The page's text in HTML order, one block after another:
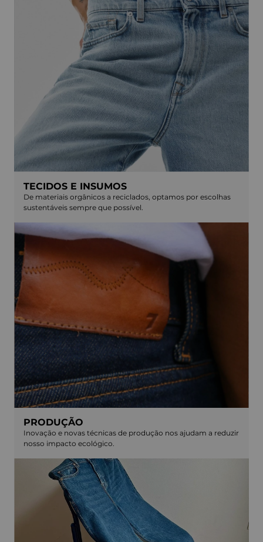
TECIDOS E INSUMOS
De materiais orgânicos a reciclados, optamos por escolhas
sustentáveis sempre que possível.
PRODUÇÃO
Inovação e novas técnicas de produção nos ajudam a reduzir
nosso impacto ecológico.